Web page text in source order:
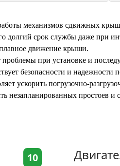
механизмов сдвижных
долгий срок службы даже при
движение крыши.
при установке и
безопасности и надежности
ускорить погрузочно-
незапланированных простоев и
10